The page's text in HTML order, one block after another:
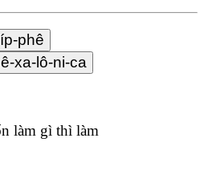
phê
xa-lô-ni-ca
làm gì thì làm